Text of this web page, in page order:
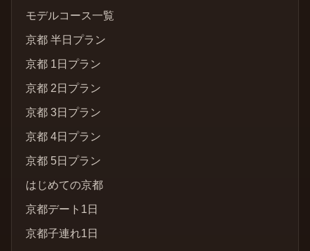
モデルコース一覧
京都 半日プラン
京都 1日プラン
京都 2日プラン
京都 3日プラン
京都 4日プラン
京都 5日プラン
はじめての京都
京都デート1日
京都子連れ1日